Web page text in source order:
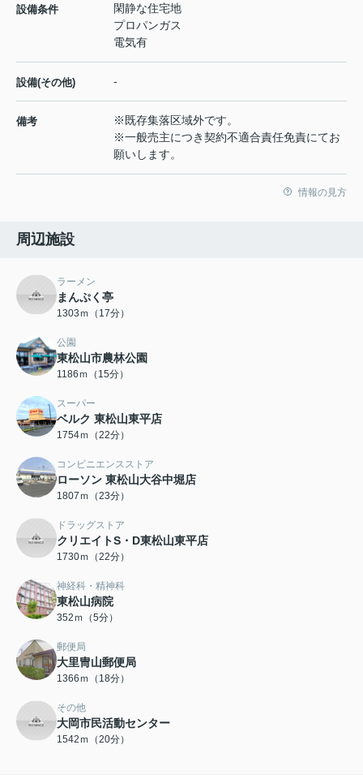
設備条件
閑静な住宅地
プロパンガス
電気有
設備(その他) -
備考
※既存集落区域外です。
※一般売主につき契約不適合責任免責にてお
願いします。
情報の見方
周辺施設
ラーメン
まんぷく亭
1303ｍ（17分）
公園
東松山市農林公園
1186ｍ（15分）
スーパー
ベルク 東松山東平店
1754ｍ（22分）
コンビニエンスストア
ローソン 東松山大谷中堀店
1807ｍ（23分）
ドラッグストア
クリエイトS・D東松山東平店
1730ｍ（22分）
神経科・精神科
東松山病院
352ｍ（5分）
郵便局
大里冑山郵便局
1366ｍ（18分）
その他
大岡市民活動センター
1542ｍ（20分）